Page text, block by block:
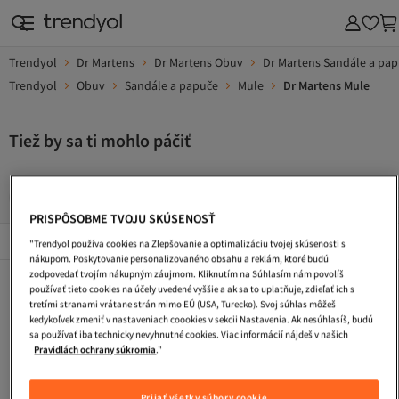
Trendyol Dr Martens Dr Martens Obuv
Dr Martens Sandále a
Trendyol
Obuv Sandále a papuče Mule Dr Martens Mule
Tiež by sa ti mohlo páčiť
Popularni Značky Zobraziť všetko
Zimne Topanky Pracovne Topanky
Turisticke Topanky
Kabelka
Cestovna Taska
Tasky Cez Rameno
Taska Na Laptop
Letne Saty
Plazova Taska
PRISPÔSOBME TVOJU SKÚSENOSŤ
"Trendyol používa cookies na Zlepšovanie a optimalizáciu tvojej skúsenosti s
nákupom. Poskytovanie personalizovaného obsahu a reklám, ktoré budú
zodpovedať tvojím nákupným záujmom. Kliknutím na Súhlasím nám povolíš
používať tieto cookies na účely uvedené vyššie a ak sa to uplatňuje, zdieľať ich s
tretími stranami vrátane strán mimo EÚ (USA, Turecko). Svoj súhlas môžeš
kedykoľvek zmeniť v nastaveniach coookies v sekcii Nastavenia. Ak nesúhlasíš, budú
sa používať iba technicky nevyhnutné cookies. Viac informácií nájdeš v našich
Pravidlách ochrany súkromia."